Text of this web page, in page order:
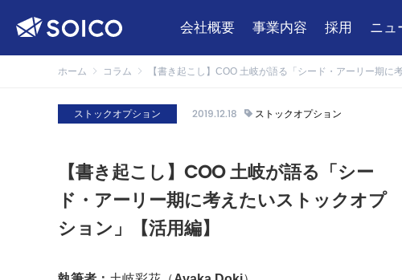
会社概要 事業内容 採用 ニュ
ホーム コラム 【書き起こし】COO 土岐が語る「シード・アーリー期に
ストックオプション 2019.12.18 ストックオプション
【書き起こし】COO 土岐が語る「シー
ド・アーリー期に考えたいストックオプ
ション」【活用編】